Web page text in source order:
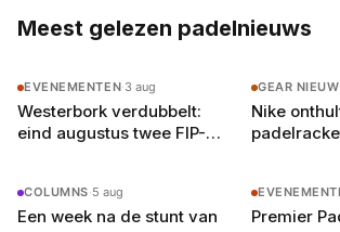
Meest gelezen padelnieuws
EVENEMENTEN·3 aug
Westerbork verdubbelt:
eind augustus twee FIP-
GEAR
Nike
COLUMNS·5 aug
Een week na de stunt van
Premier